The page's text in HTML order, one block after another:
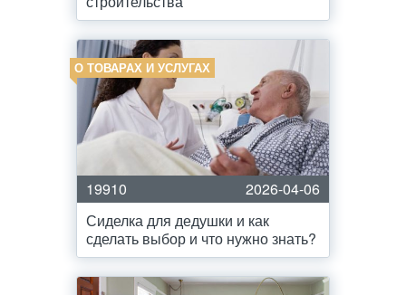
О ТОВАРАХ И УСЛУГАХ
19910
2026-04-06
Сиделка для дедушки и как
сделать выбор и что нужно знать?